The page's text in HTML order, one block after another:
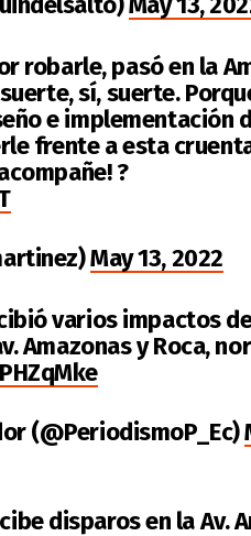
robarle, pasó en la
sí, suerte.
e implementación
frente a esta
?
May 13, 2022
varios impactos
Amazonas y Roca,
(@PeriodismoP_Ec)
disparos en la Av.